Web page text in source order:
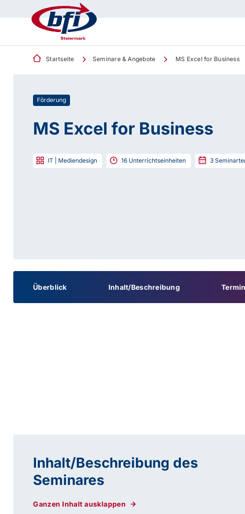
Startseite Seminare & Angebote MS Excel for Business
Förderung
MS Excel for Business
IT | Mediendesign 16 Unterrichtseinheiten 3
Überblick Inhalt/Beschreibung
Inhalt/Beschreibung des
Seminares
Ganzen Inhalt ausklappen